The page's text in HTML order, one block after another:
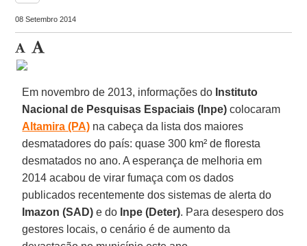
08 Setembro 2014
Em novembro de 2013, informações do Instituto
Nacional de Pesquisas Espaciais (Inpe) colocaram
Altamira (PA) na cabeça da lista dos maiores
desmatadores do país: quase 300 km² de floresta
desmatados no ano. A esperança de melhoria em
2014 acabou de virar fumaça com os dados
publicados recentemente dos sistemas de alerta do
Imazon (SAD) e do Inpe (Deter). Para desespero dos
gestores locais, o cenário é de aumento da